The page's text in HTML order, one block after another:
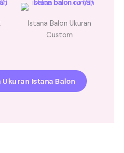
Istana Balon Ukuran
Custom
Ukuran Istana Balon